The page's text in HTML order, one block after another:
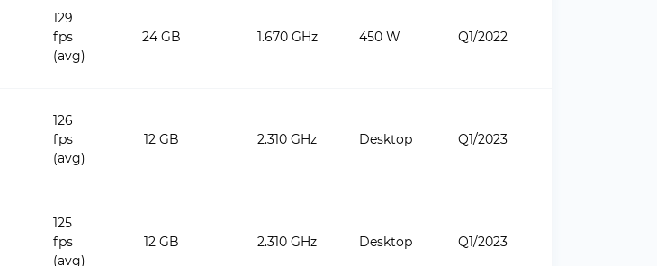
129
fps
(avg)
24 GB 1.670 GHz 450 W Q1/2022
126
fps
(avg)
12 GB 2.310 GHz Desktop Q1/2023
125
fps
(avg)
12 GB 2.310 GHz Desktop Q1/2023